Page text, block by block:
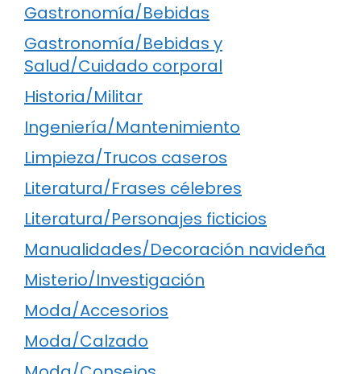
Gastronomía/Bebidas
Gastronomía/Bebidas y
Salud/Cuidado corporal
Historia/Militar
Ingeniería/Mantenimiento
Limpieza/Trucos caseros
Literatura/Frases célebres
Literatura/Personajes ficticios
Manualidades/Decoración navideña
Misterio/Investigación
Moda/Accesorios
Moda/Calzado